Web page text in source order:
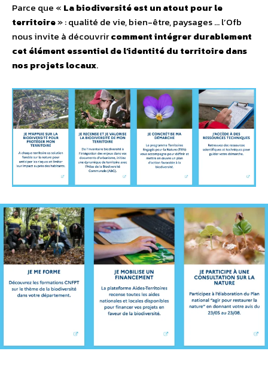
Parce que « La biodiversité est un atout pour le
territoire» : qualité de vie, bien-être, paysages … l’Ofb
nous invite à découvrircomment intégrer durablement
cet élément essentiel de l’identité du territoire dans
nos projets locaux.